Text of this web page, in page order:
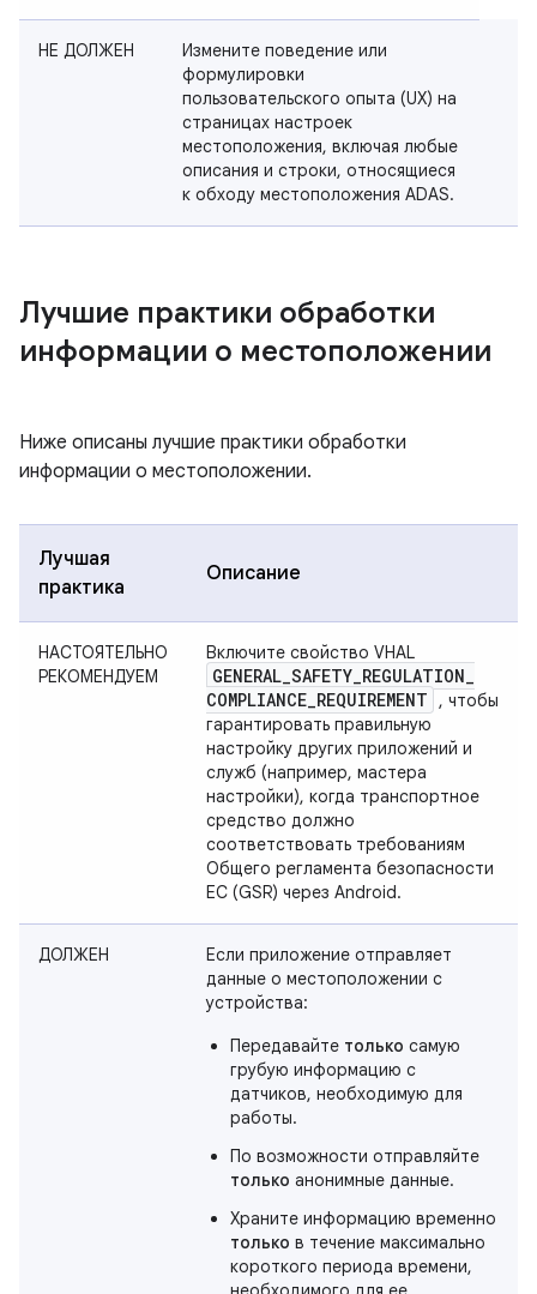
НЕ ДОЛЖЕН
Измените поведение или
формулировки
пользовательского опыта (UX) на
страницах настроек
местоположения, включая любые
описания и строки, относящиеся
к обходу местоположения ADAS.
Лучшие практики обработки
информации о местоположении
Ниже описаны лучшие практики обработки
информации о местоположении.
Лучшая
практика
Описание
НАСТОЯТЕЛЬНО
РЕКОМЕНДУЕМ
Включите свойство VHAL
GENERAL_SAFETY_REGULATION_
COMPLIANCE_REQUIREMENT
, чтобы
гарантировать правильную
настройку других приложений и
служб (например, мастера
настройки), когда транспортное
средство должно
соответствовать требованиям
Общего регламента безопасности
ЕС (GSR) через Android.
ДОЛЖЕН
Если приложение отправляет
данные о местоположении с
устройства:
Передавайте только самую
грубую информацию с
датчиков, необходимую для
работы.
По возможности отправляйте
только анонимные данные.
Храните информацию временно
только в течение максимально
короткого периода времени,